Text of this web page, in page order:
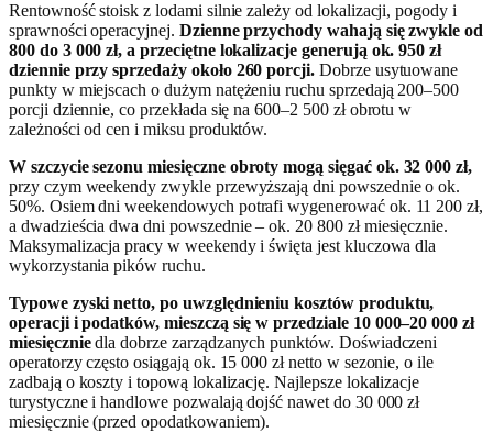
Rentowność stoisk z lodami silnie zależy od lokalizacji, pogody i
sprawności operacyjnej. Dzienne przychody wahają się zwykle od
800 do 3 000 zł, a przeciętne lokalizacje generują ok. 950 zł
dziennie przy sprzedaży około 260 porcji. Dobrze usytuowane
punkty w miejscach o dużym natężeniu ruchu sprzedają 200–500
porcji dziennie, co przekłada się na 600–2 500 zł obrotu w
zależności od cen i miksu produktów.
W szczycie sezonu miesięczne obroty mogą sięgać ok. 32 000 zł,
przy czym weekendy zwykle przewyższają dni powszednie o ok.
50%. Osiem dni weekendowych potrafi wygenerować ok. 11 200 zł,
a dwadzieścia dwa dni powszednie – ok. 20 800 zł miesięcznie.
Maksymalizacja pracy w weekendy i święta jest kluczowa dla
wykorzystania pików ruchu.
Typowe zyski netto, po uwzględnieniu kosztów produktu,
operacji i podatków, mieszczą się w przedziale 10 000–20 000 zł
miesięczniedla dobrze zarządzanych punktów. Doświadczeni
operatorzy często osiągają ok. 15 000 zł netto w sezonie, o ile
zadbają o koszty i topową lokalizację. Najlepsze lokalizacje
turystyczne i handlowe pozwalają dojść nawet do 30 000 zł
miesięcznie (przed opodatkowaniem).